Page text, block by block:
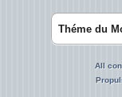
Théme du
All